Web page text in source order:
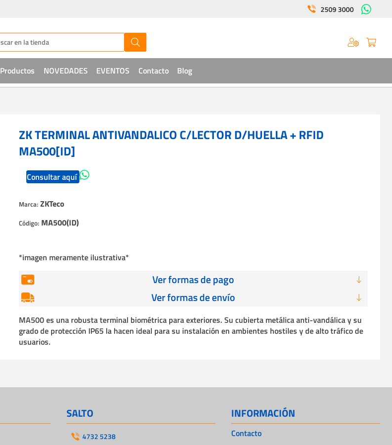
2509 3000
Productos
Telefonía
Intrusión
Soluciones IT
Cables
NOVEDADES EVENTOS Contacto Blog
ZK TERMINAL ANTIVANDALICO C/LECTOR D/HUELLA + RFID
MA500[ID]
Consultar aquí
Marca: ZKTeco
Código: MA500(ID)
*imagen meramente ilustrativa*
Ver formas de pago
Ver formas de envío
MA500 es una robusta terminal biométrica para exteriores. Su cubierta metálica anti-vandálica y su
grado de protección IP65 la hacen ideal para su instalación en ambientes hostiles y de alto tráfico de
usuarios.
SALTO
4732 5238
INFORMACIÓN
Contacto